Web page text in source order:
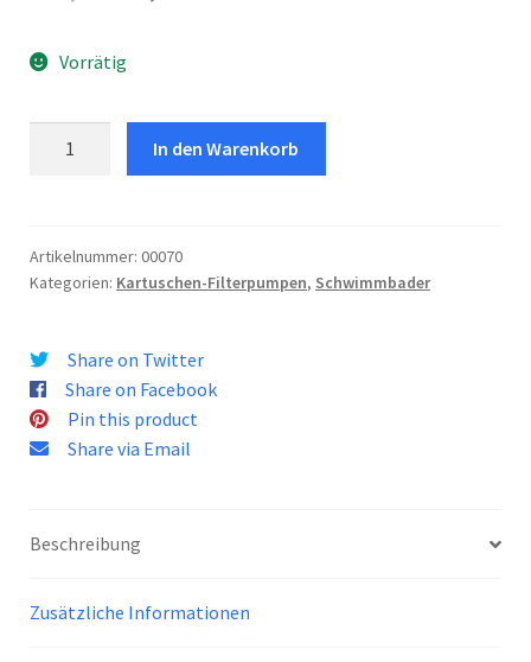
war:
€51,49€39,99.
Vorrätig
Menge
In den Warenkorb
Artikelnummer: 00070
Kategorien: Kartuschen-Filterpumpen, Schwimmbader
Share on Twitter
Share on Facebook
Pin this product
Share via Email
Beschreibung
Zusätzliche Informationen